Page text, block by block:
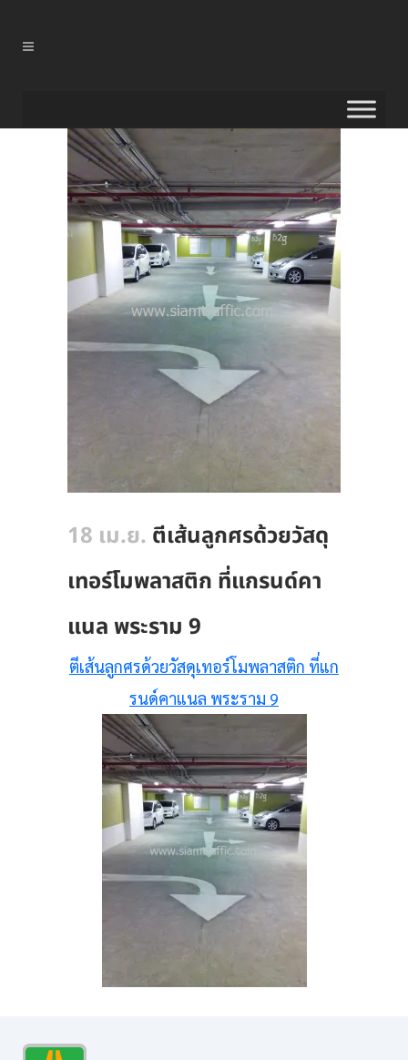
18 เม.ย. ตีเส้นลูกศรด้วยวัสดุ
เทอร์โมพลาสติก ที่แกรนด์คา
แนล พระราม 9
ตีเส้นลูกศรด้วยวัสดุเทอร์โมพลาสติก ที่แก
รนด์คาแนล พระราม 9